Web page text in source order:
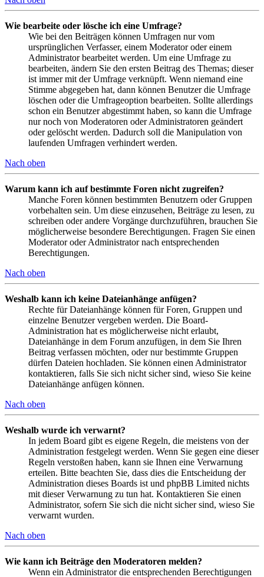
Wie bearbeite oder lösche ich eine Umfrage?
Wie bei den Beiträgen können Umfragen nur vom
ursprünglichen Verfasser, einem Moderator oder einem
Administrator bearbeitet werden. Um eine Umfrage zu
bearbeiten, ändern Sie den ersten Beitrag des Themas; dieser
ist immer mit der Umfrage verknüpft. Wenn niemand eine
Stimme abgegeben hat, dann können Benutzer die Umfrage
löschen oder die Umfrageoption bearbeiten. Sollte allerdings
schon ein Benutzer abgestimmt haben, so kann die Umfrage
nur noch von Moderatoren oder Administratoren geändert
oder gelöscht werden. Dadurch soll die Manipulation von
laufenden Umfragen verhindert werden.
Nach oben
Warum kann ich auf bestimmte Foren nicht zugreifen?
Manche Foren können bestimmten Benutzern oder Gruppen
vorbehalten sein. Um diese einzusehen, Beiträge zu lesen, zu
schreiben oder andere Vorgänge durchzuführen, brauchen Sie
möglicherweise besondere Berechtigungen. Fragen Sie einen
Moderator oder Administrator nach entsprechenden
Berechtigungen.
Nach oben
Weshalb kann ich keine Dateianhänge anfügen?
Rechte für Dateianhänge können für Foren, Gruppen und
einzelne Benutzer vergeben werden. Die Board-
Administration hat es möglicherweise nicht erlaubt,
Dateianhänge in dem Forum anzufügen, in dem Sie Ihren
Beitrag verfassen möchten, oder nur bestimmte Gruppen
dürfen Dateien hochladen. Sie können einen Administrator
kontaktieren, falls Sie sich nicht sicher sind, wieso Sie keine
Dateianhänge anfügen können.
Nach oben
Weshalb wurde ich verwarnt?
In jedem Board gibt es eigene Regeln, die meistens von der
Administration festgelegt werden. Wenn Sie gegen eine dieser
Regeln verstoßen haben, kann sie Ihnen eine Verwarnung
erteilen. Bitte beachten Sie, dass dies die Entscheidung der
Administration dieses Boards ist und phpBB Limited nichts
mit dieser Verwarnung zu tun hat. Kontaktieren Sie einen
Administrator, sofern Sie sich die nicht sicher sind, wieso Sie
verwarnt wurden.
Nach oben
Wie kann ich Beiträge den Moderatoren melden?
Wenn ein Administrator die entsprechenden Berechtigungen